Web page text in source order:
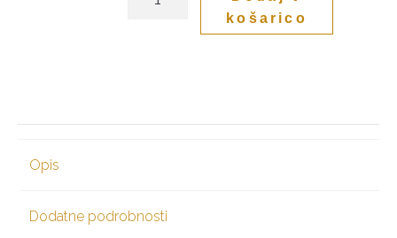
košarico
Opis
Dodatne podrobnosti